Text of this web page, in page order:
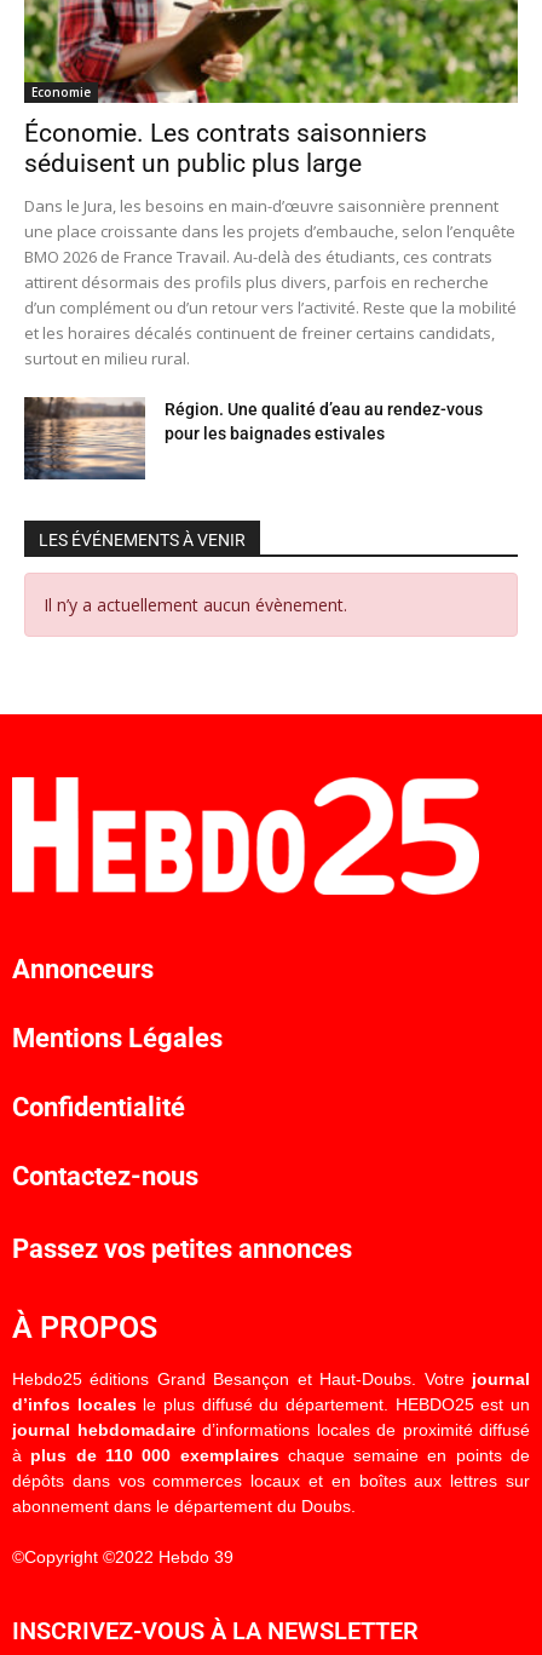
Economie
Économie. Les contrats saisonniers
séduisent un public plus large
Dans le Jura, les besoins en main-d’œuvre saisonnière prennent
une place croissante dans les projets d’embauche, selon l’enquête
BMO 2026 de France Travail. Au-delà des étudiants, ces contrats
attirent désormais des profils plus divers, parfois en recherche
d’un complément ou d’un retour vers l’activité. Reste que la mobilité
et les horaires décalés continuent de freiner certains candidats,
surtout en milieu rural.
Région. Une qualité d’eau au rendez-vous
pour les baignades estivales
LES ÉVÉNEMENTS À VENIR
Il n’y a actuellement aucun évènement.
Annonceurs
Mentions Légales
Confidentialité
Contactez-nous
Passez vos petites annonces
À PROPOS
Hebdo25 éditions Grand Besançon et Haut-Doubs. Votre journal
d’infos localesle plus diffusé du département. HEBDO25 est un
journal hebdomadaired’informations locales de proximité diffusé
à plus de 110 000 exemplaireschaque semaine en points de
dépôts dans vos commerces locaux et en boîtes aux lettres sur
abonnement dans le département du Doubs.
©Copyright ©2022 Hebdo 39
INSCRIVEZ-VOUS À LA NEWSLETTER